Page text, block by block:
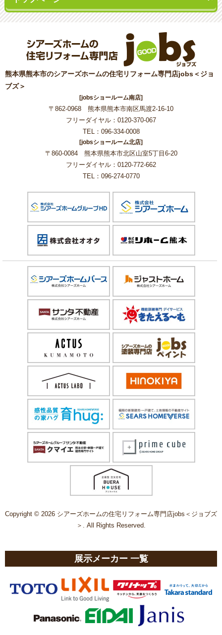
熊本県熊本市のシアーズホームの住宅リフォーム専門店jobs＜ジョ
ブズ＞
[jobsショールーム南店]
〒862-0968 熊本県熊本市南区馬渡2-16-10
フリーダイヤル：0120-370-067
TEL：096-334-0008
[jobsショールーム北店]
〒860-0084 熊本県熊本市北区山室5丁目6-20
フリーダイヤル：0120-772-662
TEL：096-274-0770
Copyright © 2026 シアーズホームの住宅リフォーム専門店jobs＜ジョブズ
＞. All Rights Reserved.
展示メーカー 一覧